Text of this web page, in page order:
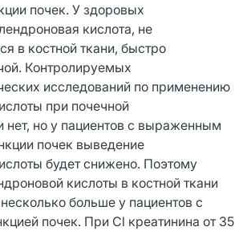
почек. У здоровых
кислота, не
в костной ткани, быстро
Контролируемых
исследований по применению
при почечной
нет, но у пациентов с выраженным
почек выведение
будет снижено. Поэтому
кислоты в костной ткани
больше у пациентов с
почек. При Cl креатинина от 35